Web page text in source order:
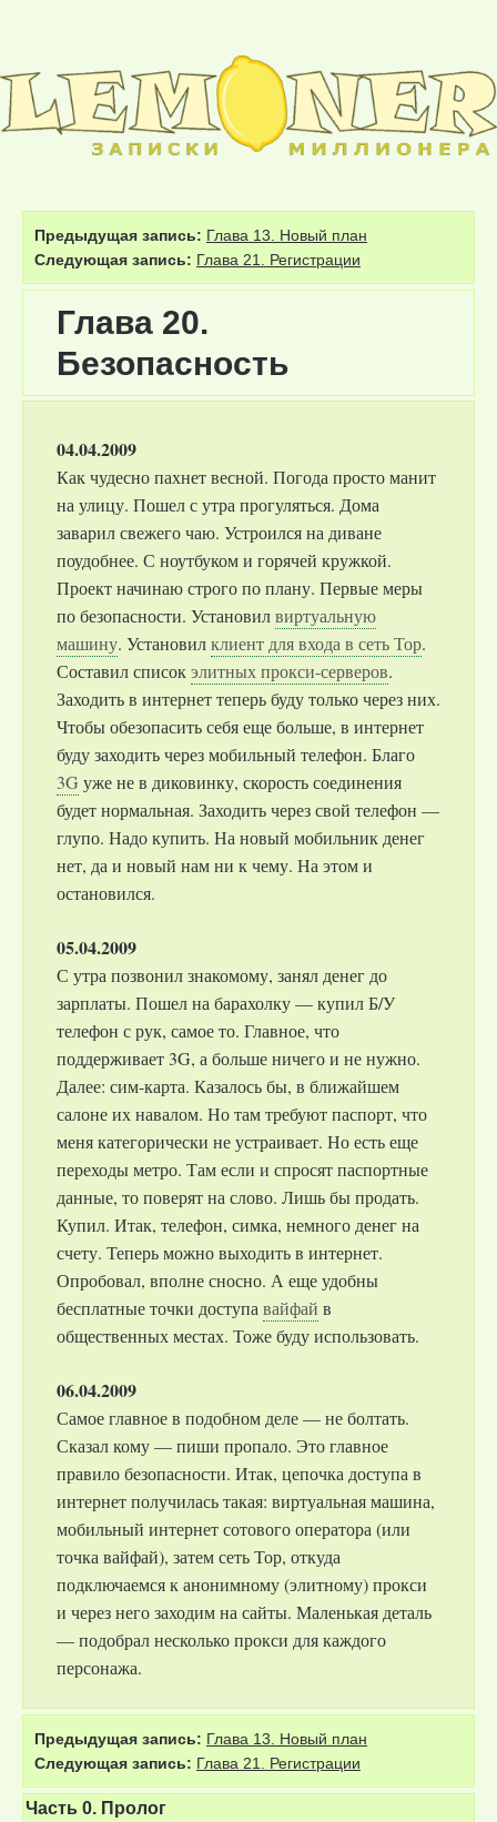
Предыдущая запись: Глава 13. Новый план
Следующая запись: Глава 21. Регистрации
Глава 20.
Безопасность
04.04.2009
Как чудесно пахнет весной. Погода просто манит
на улицу. Пошел с утра прогуляться. Дома
заварил свежего чаю. Устроился на диване
поудобнее. С ноутбуком и горячей кружкой.
Проект начинаю строго по плану. Первые меры
по безопасности. Установилвиртуальную
машину. Установилклиент для входа в сеть Тор.
Составил списокэлитных прокси-серверов.
Заходить в интернет теперь буду только через них.
Чтобы обезопасить себя еще больше, в интернет
буду заходить через мобильный телефон. Благо
3G уже не в диковинку, скорость соединения
будет нормальная. Заходить через свой телефон —
глупо. Надо купить. На новый мобильник денег
нет, да и новый нам ни к чему. На этом и
остановился.
05.04.2009
С утра позвонил знакомому, занял денег до
зарплаты. Пошел на барахолку — купил Б/У
телефон с рук, самое то. Главное, что
поддерживает 3G, а больше ничего и не нужно.
Далее: сим-карта. Казалось бы, в ближайшем
салоне их навалом. Но там требуют паспорт, что
меня категорически не устраивает. Но есть еще
переходы метро. Там если и спросят паспортные
данные, то поверят на слово. Лишь бы продать.
Купил. Итак, телефон, симка, немного денег на
счету. Теперь можно выходить в интернет.
Опробовал, вполне сносно. А еще удобны
бесплатные точки доступа вайфай в
общественных местах. Тоже буду использовать.
06.04.2009
Самое главное в подобном деле — не болтать.
Сказал кому — пиши пропало. Это главное
правило безопасности. Итак, цепочка доступа в
интернет получилась такая: виртуальная машина,
мобильный интернет сотового оператора (или
точка вайфай), затем сеть Тор, откуда
подключаемся к анонимному (элитному) прокси
и через него заходим на сайты. Маленькая деталь
— подобрал несколько прокси для каждого
персонажа.
Предыдущая запись: Глава 13. Новый план
Следующая запись: Глава 21. Регистрации
Часть 0. Пролог